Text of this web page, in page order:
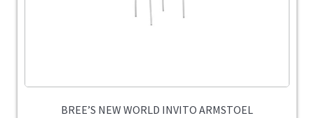
BREE’S NEW WORLD INVITO ARMSTOEL